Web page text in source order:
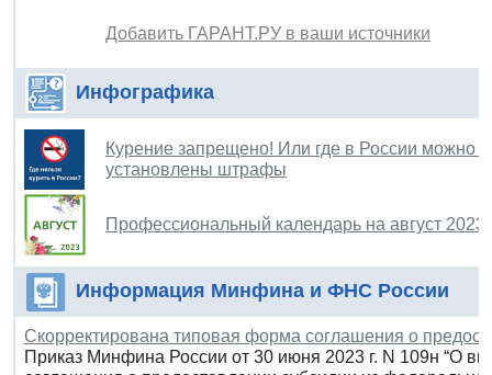
Добавить ГАРАНТ.РУ в ваши источники
Инфографика
Курение запрещено! Или где в России можно
установлены штрафы
Профессиональный календарь на август 2023
Информация Минфина и ФНС России
Скорректирована типовая форма соглашения о
Приказ Минфина России от 30 июня 2023 г. N 109н “О